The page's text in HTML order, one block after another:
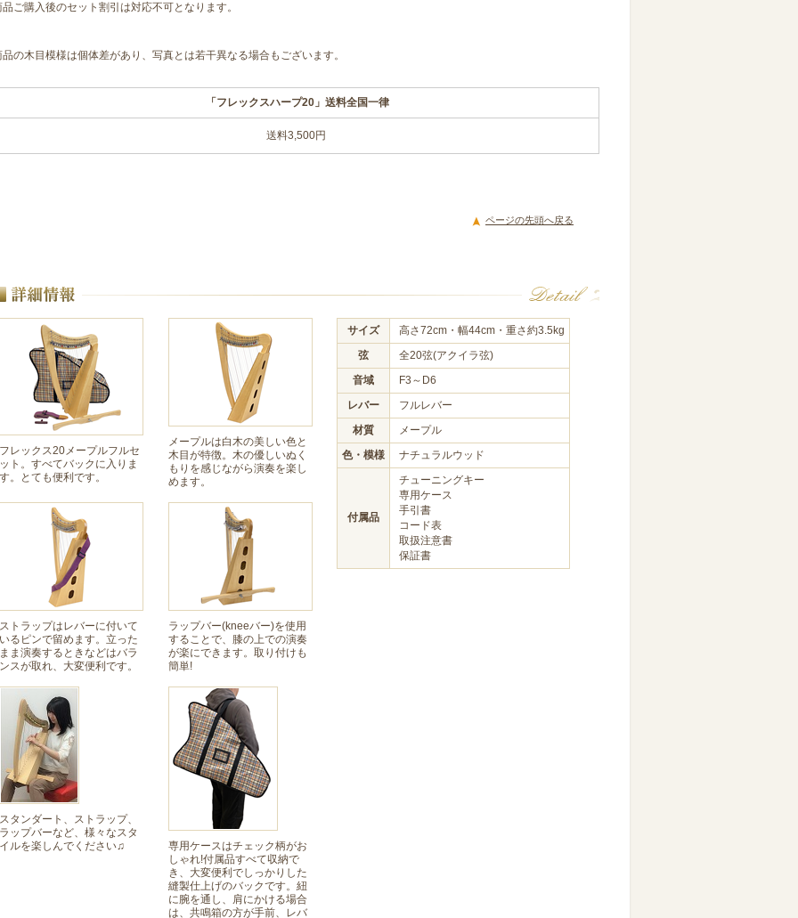
ご購入後のセット割引は対応不可となります。
の木目模様は個体差があり、写真とは若干異なる場合もございます。
「フレックスハープ20」送料全国一律
送料3,500円
ページの先頭へ戻る
フレックス20メープルフルセ
ット。すべてバックに入りま
す。とても便利です。
メープルは白木の美しい色と
木目が特徴。木の優しいぬく
もりを感じながら演奏を楽し
めます。
ストラップはレバーに付いて
いるピンで留めます。立った
まま演奏するときなどはバラ
ンスが取れ、大変便利です。
ラップバー(kneeバー)を使用
することで、膝の上での演奏
が楽にできます。取り付けも
簡単!
スタンダート、ストラップ、
ラップバーなど、様々なスタ
イルを楽しんでください♫
専用ケースはチェック柄がお
しゃれ!付属品すべて収納で
き、大変便利でしっかりした
縫製仕上げのバックです。紐
に腕を通し、肩にかける場合
は、共鳴箱の方が手前、レバ
サイズ
高さ72cm・幅44cm・重さ約3.5kg
弦
全20弦(アクイラ弦)
音域
F3～D6
レバー
フルレバー
材質
メープル
色・模様
ナチュラルウッド
付属品
チューニングキー
専用ケース
手引書
コード表
取扱注意書
保証書